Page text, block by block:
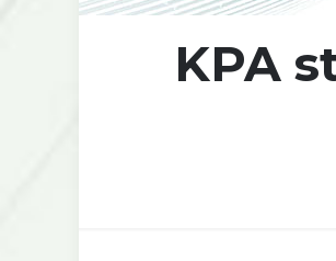
KPA